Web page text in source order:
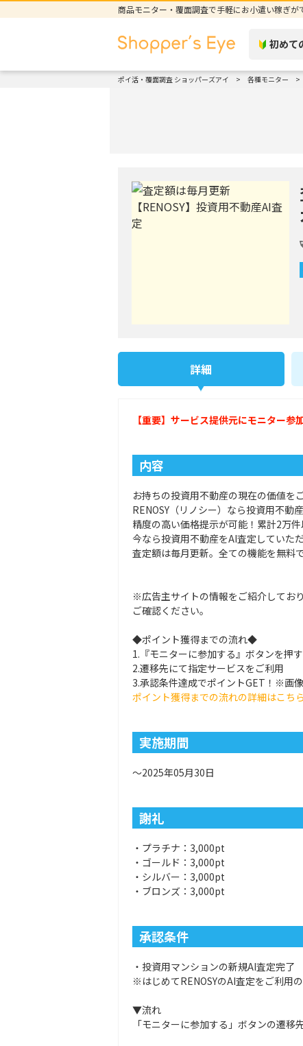
商品モニター・覆面調査で手軽にお小遣い稼ぎが
初めて
ポイ活・覆面調査 ショッパーズアイ 各種モニター
詳細
【重要】サービス提供元にモニター
内容
お持ちの投資用不動産の現在の価値を
RENOSY（リノシー）なら投資用不動
精度の高い価格提示が可能！累計2万件
今なら投資用不動産をAI査定していた
査定額は毎月更新。全ての機能を無料
※広告主サイトの情報をご紹介してお
ご確認ください。
◆ポイント獲得までの流れ◆
1.『モニターに参加する』ボタンを押す
2.遷移先にて指定サービスをご利用
3.承認条件達成でポイントGET！※画
ポイント獲得までの流れの詳細はこちら
実施期間
～2025年05月30日
謝礼
・プラチナ：3,000pt
・ゴールド：3,000pt
・シルバー：3,000pt
・ブロンズ：3,000pt
承認条件
・投資用マンションの新規AI査定完了
※はじめてRENOSYのAI査定をご利用
▼流れ
「モニターに参加する」ボタンの遷